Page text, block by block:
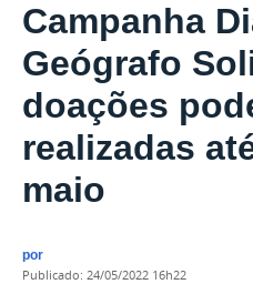
Campanha
Geógrafo
doações
realizadas
maio
por
publicado: 24/05/2022 16h22